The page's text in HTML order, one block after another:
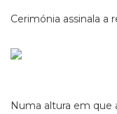
Cerimónia assinala a
Numa altura em que